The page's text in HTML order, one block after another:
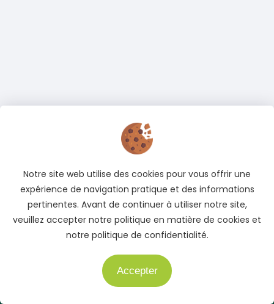
Adresse
Cocody, Abidjan, Côte d'Ivoire
Téléphone
+225 01 40 51 51 04
Notre site web utilise des cookies pour vous offrir une
expérience de navigation pratique et des informations
pertinentes. Avant de continuer à utiliser notre site,
veuillez accepter notre politique en matière de cookies et
notre politique de confidentialité.
Accepter